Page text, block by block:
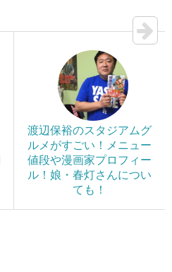
渡辺保裕のスタジアムグ
ルメがすごい！メニュー
値段や漫画家プロフィー
ル！娘・春灯さんについ
ても！